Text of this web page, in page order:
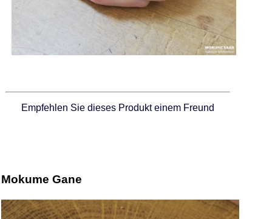
Empfehlen Sie dieses Produkt einem Freund
Mokume Gane